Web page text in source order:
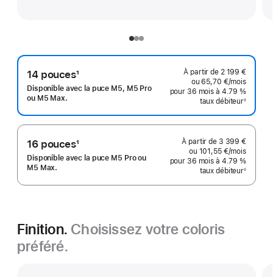
14 pouces
Note
de
bas
de
page
1
Disponible avec la puce M5, M5 Pro
ou M5 Max.
À partir de 2 199 €
ou65,70 €/mois
pour 36 mois
taux débiteur
bas
◊
16 pouces
Note
de
bas
1
Disponible avec la puce M5 Pro ou
M5 Max.
À partir de 3 399 €
ou 101,55 €/mois
pour 36 mois
taux débiteur
bas
◊
Finition. Choisissez votre coloris
préféré.